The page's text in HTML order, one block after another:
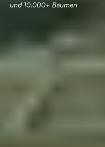
und 10.000+ Bäumen